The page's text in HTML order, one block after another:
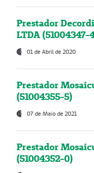
Prestador
LTDA (51004347-
01 de Abril de 2020
Prestador
(51004355-5)
07 de Maio de 2021
Prestador
(51004352-0)